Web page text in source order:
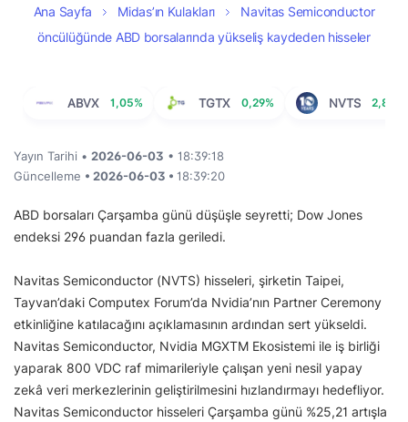
Ana Sayfa Midas’ın Kulakları
Navitas Semiconductor
öncülüğünde ABD borsalarında yükseliş kaydeden hisseler
ABVX 1,05% TGTX 0,29% NVTS 2,88%
Yayın Tarihi • 2026-06-03 • 18:39:18
Güncelleme • 2026-06-03 • 18:39:20
ABD borsaları Çarşamba günü düşüşle seyretti; Dow Jones
endeksi 296 puandan fazla geriledi.
Navitas Semiconductor (NVTS) hisseleri, şirketin Taipei,
Tayvan’daki Computex Forum’da Nvidia’nın Partner Ceremony
etkinliğine katılacağını açıklamasının ardından sert yükseldi.
Navitas Semiconductor, Nvidia MGXTM Ekosistemi ile iş birliği
yaparak 800 VDC raf mimarileriyle çalışan yeni nesil yapay
zekâ veri merkezlerinin geliştirilmesini hızlandırmayı hedefliyor.
Navitas Semiconductor hisseleri Çarşamba günü %25,21 artışla